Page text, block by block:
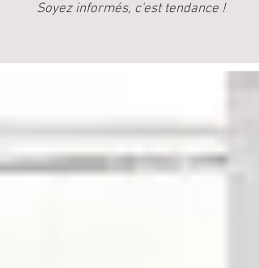
Soyez informés, c'est tendance !